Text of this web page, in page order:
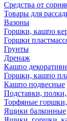
Средства от
Товары для
Вазоны
Горшки, кашпо
Горшки
Грунты
Дренаж
Кашпо
Горшки, кашпо
Кашпо подвесные
Подставки,
Торфяные горшки,
Ящики балконные